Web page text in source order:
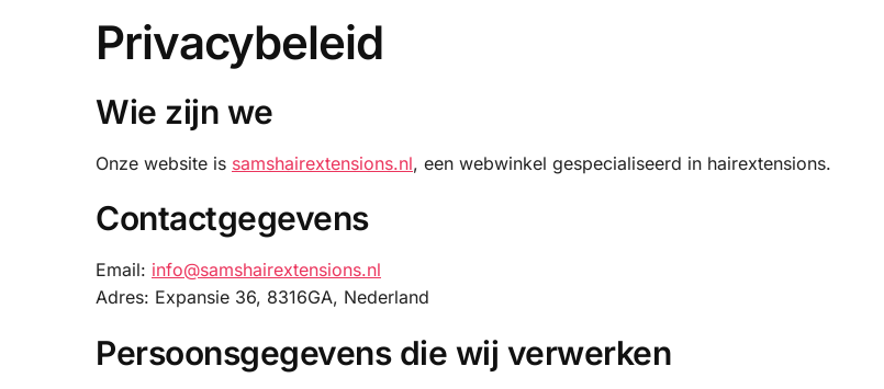
Privacybeleid
Wie zijn we
Onze website is samshairextensions.nl, een webwinkel gespecialiseerd in hairextensions.
Contactgegevens
Email: info@samshairextensions.nl
Adres: Expansie 36, 8316GA, Nederland
Persoonsgegevens die wij verwerken